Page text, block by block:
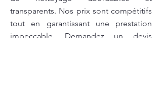
transparents. Nos prix sont compétitifs
tout en garantissant une prestation
impeccable. Demandez un devis